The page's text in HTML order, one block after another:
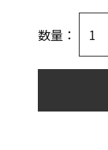
数量：